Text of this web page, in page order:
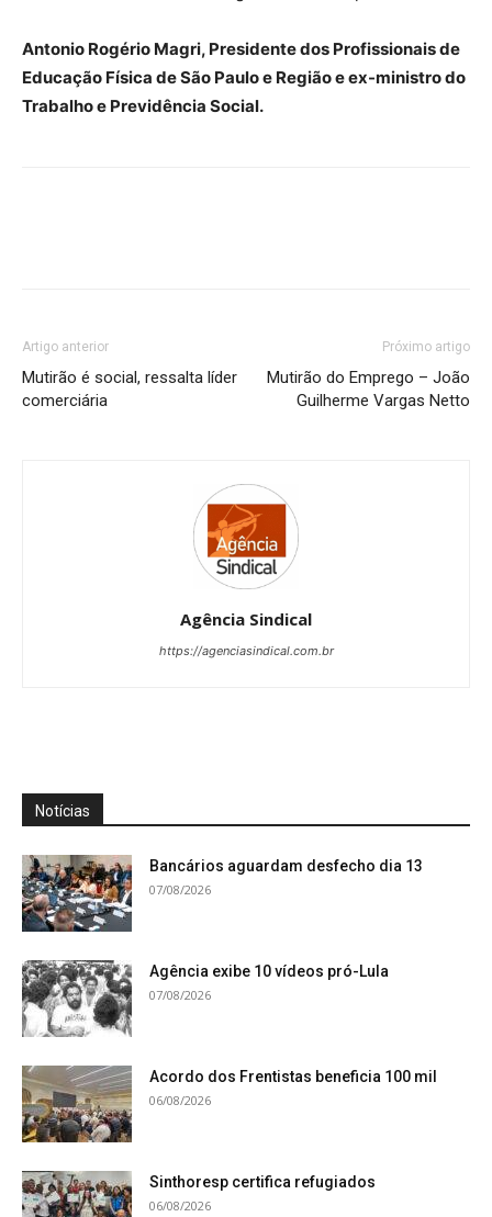
Antonio Rogério Magri, Presidente dos Profissionais de
Educação Física de São Paulo e Região e ex-ministro do
Trabalho e Previdência Social.
Artigo anterior
Mutirão é social, ressalta líder
comerciária
Próximo artigo
Mutirão do Emprego – João
Guilherme Vargas Netto
Agência Sindical
https://agenciasindical.com.br
Notícias
Bancários aguardam desfecho dia 13
07/08/2026
Agência exibe 10 vídeos pró-Lula
07/08/2026
Acordo dos Frentistas beneficia 100 mil
06/08/2026
Sinthoresp certifica refugiados
06/08/2026